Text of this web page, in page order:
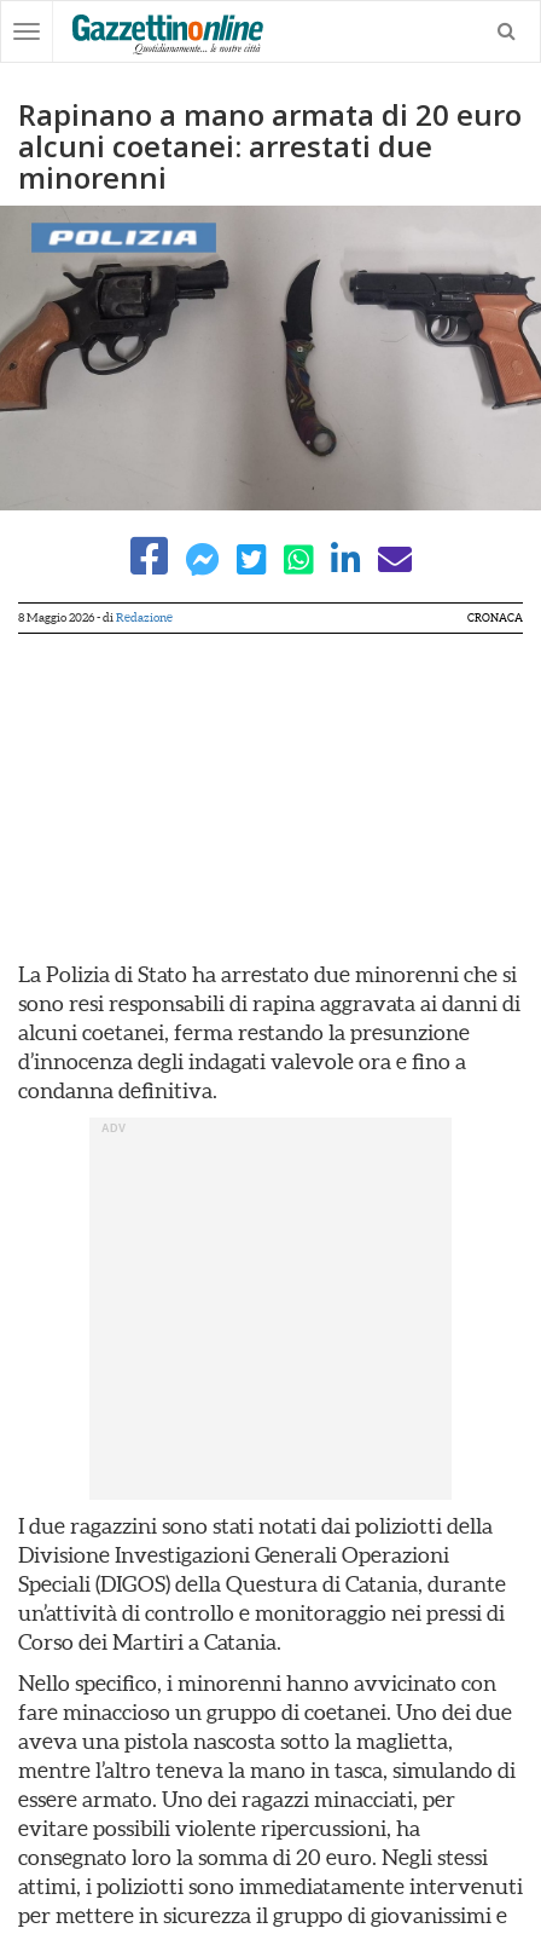
Rapinano a mano armata di 20 euro
alcuni coetanei: arrestati due
minorenni
8 Maggio 2026- di Redazione CRONACA
La Polizia di Stato ha arrestato due minorenni che si
sono resi responsabili di rapina aggravata ai danni di
alcuni coetanei, ferma restando la presunzione
d’innocenza degli indagati valevole ora e fino a
condanna definitiva.
I due ragazzini sono stati notati dai poliziotti della
Divisione Investigazioni Generali Operazioni
Speciali (DIGOS) della Questura di Catania, durante
un’attività di controllo e monitoraggio nei pressi di
Corso dei Martiri a Catania.
Nello specifico, i minorenni hanno avvicinato con
fare minaccioso un gruppo di coetanei. Uno dei due
aveva una pistola nascosta sotto la maglietta,
mentre l’altro teneva la mano in tasca, simulando di
essere armato. Uno dei ragazzi minacciati, per
evitare possibili violente ripercussioni, ha
consegnato loro la somma di 20 euro. Negli stessi
attimi, i poliziotti sono immediatamente intervenuti
per mettere in sicurezza il gruppo di giovanissimi e